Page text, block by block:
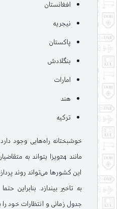
افغانستان
نیجریه
پاکستان
بنگلادش
امارات
هند
ترکیه
خوشبختانه راه‌هایی وجود
مانند 24ویزا بتواند به
این کشورها می‌تواند روند
به تاخیر بیندازد. بنابراین
جدول زمانی و انتظارات خود